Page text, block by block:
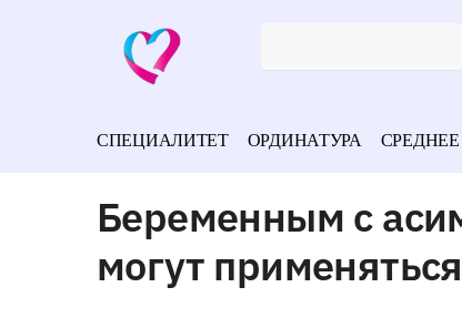
СПЕЦИАЛИТЕТ ОРДИНАТУРА СРЕДНЕЕ
Беременным с
могут применяться